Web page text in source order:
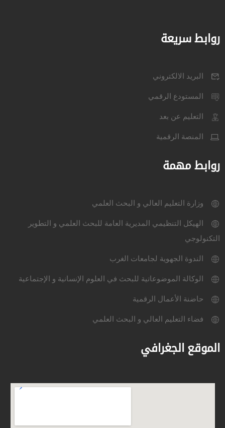
روابط سريعة
البريد الالكتروني
المستودع الرقمي
التعليم عن بعد
المنصة الرقمية
روابط مهمة
وزارة التعليم العالي و البحث العلمي
الهيكل التنظيمي المديرية العامة للبحث العلمي و التطوير
التكنولوجي
الندوة الجهوية لجامعات الغرب
الوكالة الموضوعاتية للبحث في العلوم الإنسانية و الإجتماعية
حاضنة الأعمال الرقمية
فضاء التعليم العالي و البحث العلمي
الموقع الجغرافي